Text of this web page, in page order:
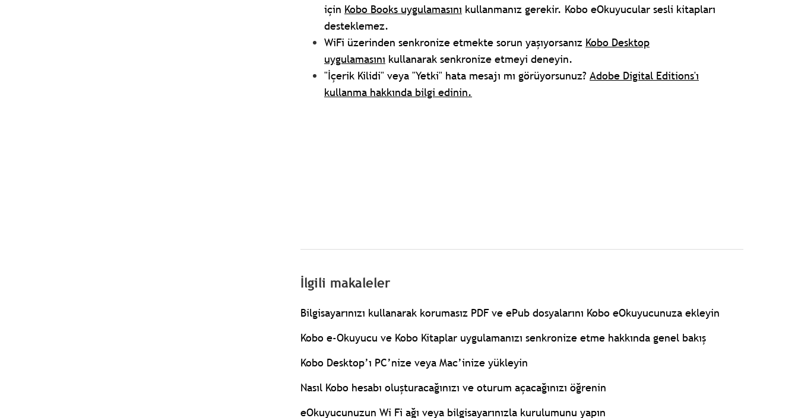
için Kobo Books uygulamasını kullanmanız gerekir. Kobo eOkuyucular sesli kitapları
desteklemez.
WiFi üzerinden senkronize etmekte sorun yaşıyorsanız Kobo Desktop
uygulamasını kullanarak senkronize etmeyi deneyin.
"İçerik Kilidi" veya "Yetki" hata mesajı mı görüyorsunuz? Adobe Digital Editions'ı
kullanma hakkında bilgi edinin.
İlgili makaleler
Bilgisayarınızı kullanarak korumasız PDF ve ePub dosyalarını Kobo eOkuyucunuza ekleyin
Kobo e-Okuyucu ve Kobo Kitaplar uygulamanızı senkronize etme hakkında genel bakış
Kobo Desktop’ı PC’nize veya Mac’inize yükleyin
Nasıl Kobo hesabı oluşturacağınızı ve oturum açacağınızı öğrenin
eOkuyucunuzun Wi Fi ağı veya bilgisayarınızla kurulumunu yapın